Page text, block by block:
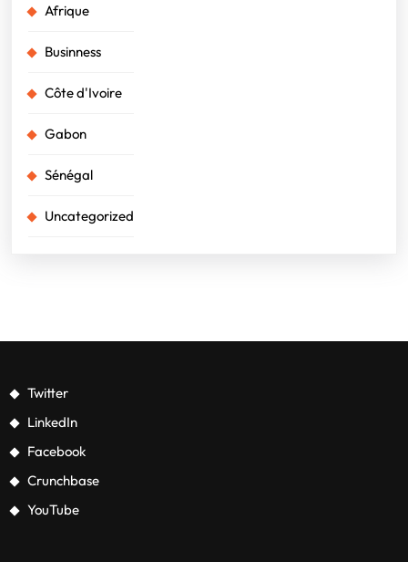
Afrique
Businness
Côte d'Ivoire
Gabon
Sénégal
Uncategorized
Twitter
LinkedIn
Facebook
Crunchbase
YouTube